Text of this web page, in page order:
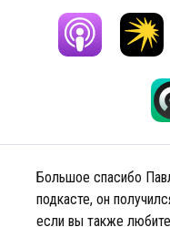
Большое спасибо
подкасте, он
если вы также